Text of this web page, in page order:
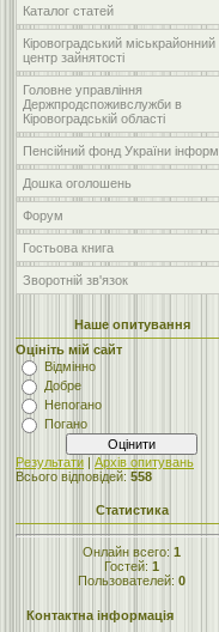
Каталог статей
Кіровоградський міськрайонний
центр зайнятості
Головне управління
Держпродспоживслужби в
Кіровоградській області
Пенсійний фонд України
Дошка оголошень
Форум
Гостьова книга
Зворотній зв'язок
Наше опитування
Оцініть мій сайт
Відмінно
Добре
Непогано
Погано
Результати | Архів опитувань
Всього відповідей: 558
Статистика
Онлайн всего: 1
Гостей: 1
Пользователей: 0
Контактна інформація